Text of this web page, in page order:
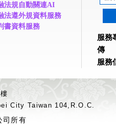
法規自動關連AI
法遵外規資料服務
書資料服務
服務
傳
服務
City Taiwan 104,R.O.C.
司所有